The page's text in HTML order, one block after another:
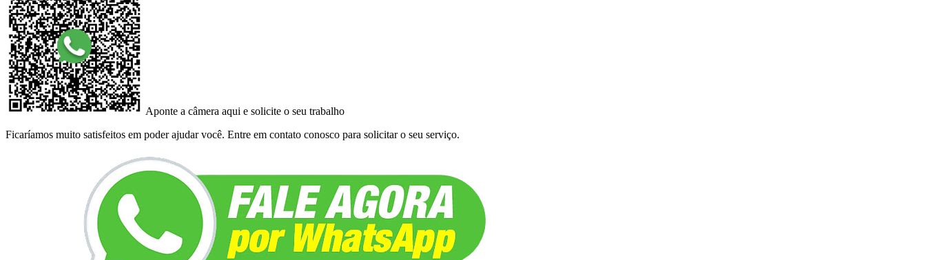
Aponte a câmera aqui e solicite o seu trabalho
Ficaríamos muito satisfeitos em poder ajudar você. Entre em contato conosco para solicitar o seu serviço.